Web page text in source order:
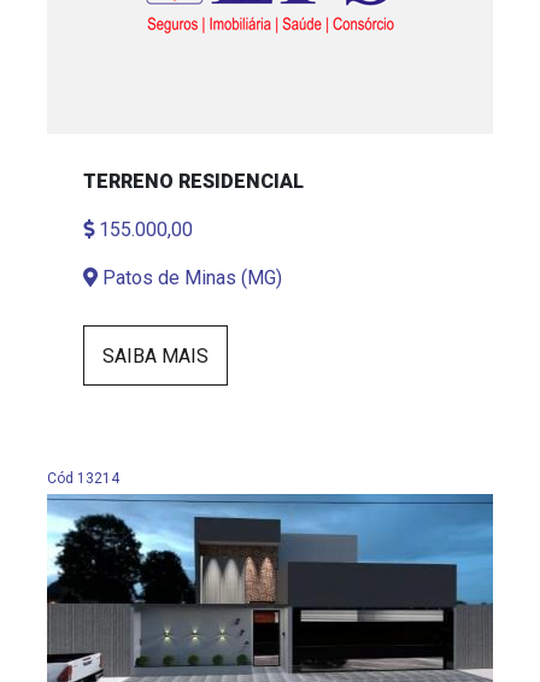
TERRENO RESIDENCIAL
155.000,00
Patos de Minas (MG)
SAIBA MAIS
Cód 13214